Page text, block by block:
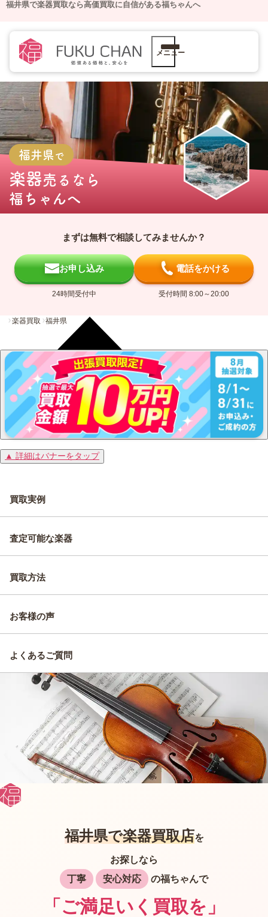
福井県で楽器買取なら高価買取に自信がある福ちゃんへ
メニュー
福井県で
楽器売るなら
福ちゃんへ
まずは無料で相談してみませんか？
お申し込み
24時間受付中
電話をかける
受付時間 8:00～20:00
楽器買取 福井県
▲ 詳細はバナーをタップ
買取実例
査定可能な楽器
買取方法
お客様の声
よくあるご質問
福井県で楽器買取店を
お探しなら
丁寧
安心対応 の福ちゃんで
「ご満足いく買取を」